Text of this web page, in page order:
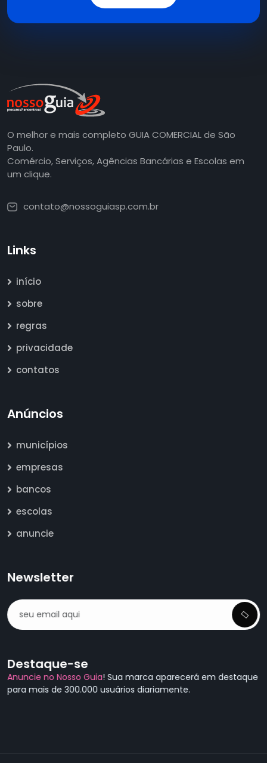
O melhor e mais completo GUIA COMERCIAL de São
Paulo.
Comércio, Serviços, Agências Bancárias e Escolas em
um clique.
contato@nossoguiasp.com.br
Links
início
sobre
regras
privacidade
contatos
Anúncios
municípios
empresas
bancos
escolas
anuncie
Newsletter
Destaque-se
Anuncie no Nosso Guia! Sua marca aparecerá em destaque
para mais de 300.000 usuários diariamente.